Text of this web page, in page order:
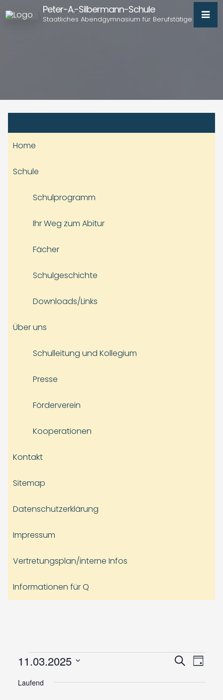
Peter-A.-Silbermann-Schule
Staatliches Abendgymnasium für Berufstätige
Home
Schule
Schulprogramm
Ihr Weg zum Abitur
Fächer
Schulgeschichte
Downloads/Links
Über uns
Schulleitung und Kollegium
Presse
Förderverein
Kooperationen
Kontakt
Sitemap
Datenschutzerklärung
Impressum
Vertretungsplan/interne Infos
Informationen für Q
Veranstaltungen
für
und
SucheTag
11.03.2025
wählen.
Laufend